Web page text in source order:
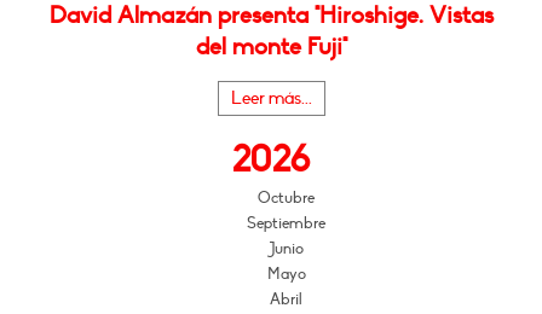
David Almazán presenta "Hiroshige. Vistas
del monte Fuji"
Leer más...
2026
Octubre
Septiembre
Junio
Mayo
Abril